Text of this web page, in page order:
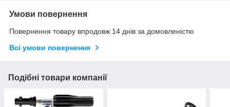
Умови повернення
Повернення товару впродовж 14 днів за домовленістю
Всі умови повернення
Подібні товари компанії